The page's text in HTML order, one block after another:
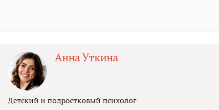
Анна Уткина
Детский и подростковый психолог